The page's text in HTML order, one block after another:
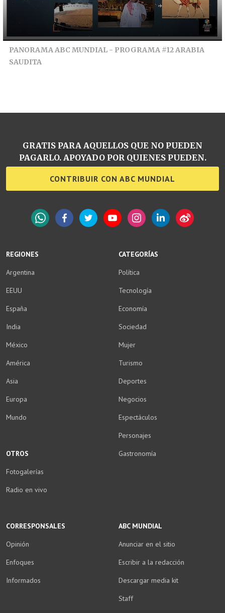
PANORAMA ABC MUNDIAL - PROGRAMA #12 ARABIA
SAUDITA
REGIONES
Argentina
EEUU
España
India
México
América
Asia
Europa
Mundo
CATEGORÍAS
Política
Tecnología
Economía
Sociedad
Mujer
Turismo
Deportes
Negocios
Espectáculos
Personajes
Gastronomía
CORRESPONSALES
Opinión
Enfoques
Informados
OTROS
Fotogalerías
Radio en vivo
ABC MUNDIAL
Anunciar en el sitio
Escribir a la redacción
Descargar media kit
Staff
GRATIS PARA AQUELLOS QUE NO PUEDEN
PAGARLO. APOYADO POR QUIENES PUEDEN.
CONTRIBUIR CON ABC MUNDIAL